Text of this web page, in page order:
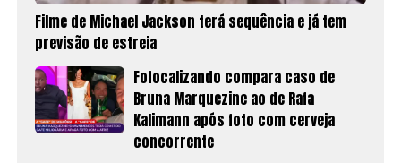
Filme de Michael Jackson terá sequência e já tem
previsão de estreia
Fofocalizando compara caso de
Bruna Marquezine ao de Rafa
Kalimann após foto com cerveja
concorrente